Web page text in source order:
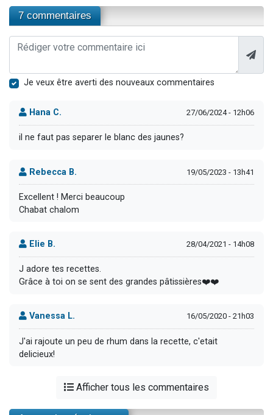
7 commentaires
Je veux être averti des nouveaux commentaires
Hana C. 27/06/2024 - 12h06
il ne faut pas separer le blanc des jaunes?
Rebecca B. 19/05/2023 - 13h41
Excellent ! Merci beaucoup
Chabat chalom
Elie B. 28/04/2021 - 14h08
J adore tes recettes.
Grâce à toi on se sent des grandes pâtissières❤️❤️
Vanessa L. 16/05/2020 - 21h03
J'ai rajoute un peu de rhum dans la recette, c'etait
delicieux!
Afficher tous les commentaires